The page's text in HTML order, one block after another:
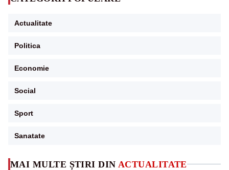
MAI MULTE ȘTIRI DIN ACTUALITATE
Actualitate
Politica
Economie
Social
Sport
Sanatate